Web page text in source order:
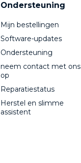
Ondersteuning
Mijn bestellingen
Software-updates
Ondersteuning
neem contact met ons
op
Reparatiestatus
Herstel en slimme
assistent